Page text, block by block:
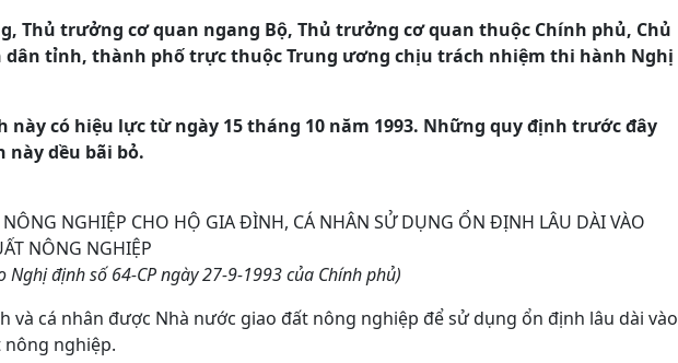
Thủ trưởng cơ quan ngang Bộ, Thủ trưởng cơ quan thuộc Chính phủ, Chủ
dân tỉnh, thành phố trực thuộc Trung ương chịu trách nhiệm thi hành Nghị
này có hiệu lực từ ngày 15 tháng 10 năm 1993. Những quy định trước đây
dều bãi bỏ.
NÔNG NGHIỆP CHO HỘ GIA ĐÌNH, CÁ NHÂN SỬ DỤNG ỔN ĐỊNH LÂU DÀI VÀO
NÔNG NGHIỆP
Nghị định số 64-CP ngày 27-9-1993 của Chính phủ)
và cá nhân được Nhà nước giao đất nông nghiệp để sử dụng ổn định lâu dài vào
nông nghiệp.